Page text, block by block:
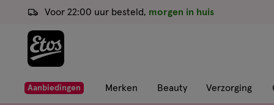
ga
de
hoofd
ga
naar
Voor 22:00 uur besteld, morgen in huis
Aanbiedingen Merken Beauty Verzorging